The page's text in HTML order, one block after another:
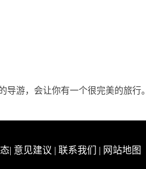
游，会让你有一个很完美的旅行。
| 意见建议 | 联系我们 | 网站地图